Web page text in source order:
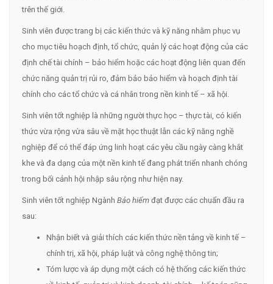
trên thế giới.
Sinh viên được trang bị các kiến thức và kỹ năng nhằm phục vụ
cho mục tiêu hoạch định, tổ chức, quản lý các hoạt động của các
định chế tài chính – bảo hiểm hoặc các hoạt động liên quan đến
chức năng quản trị rủi ro, đảm bảo bảo hiểm và hoạch định tài
chính cho các tổ chức và cá nhân trong nền kinh tế – xã hội.
Sinh viên tốt nghiệp là những người thực học – thực tài, có kiến
thức vừa rộng vừa sâu về mặt học thuật lẫn các kỹ năng nghề
nghiệp để có thể đáp ứng linh hoạt các yêu cầu ngày càng khắt
khe và đa dạng của một nền kinh tế đang phát triển nhanh chóng
trong bối cảnh hội nhập sâu rộng như hiện nay.
Sinh viên tốt nghiệp Ngành Bảo hiểm đạt được các chuẩn đầu ra
sau:
Nhận biết và giải thích các kiến thức nền tảng về kinh tế –
chính trị, xã hội, pháp luật và công nghệ thông tin;
Tóm lược và áp dụng một cách có hệ thống các kiến thức